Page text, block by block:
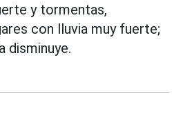
y tormentas,
con lluvia muy fuerte;
disminuye.